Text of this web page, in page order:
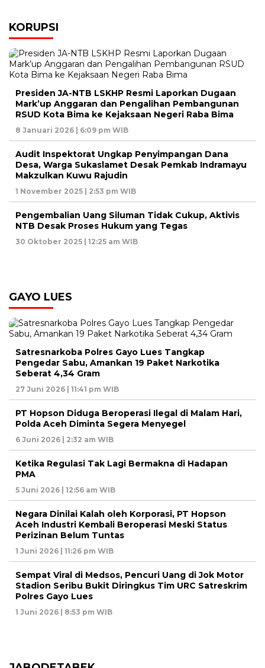
KORUPSI
Presiden JA-NTB LSKHP Resmi Laporkan Dugaan
Mark’up Anggaran dan Pengalihan Pembangunan
RSUD Kota Bima ke Kejaksaan Negeri Raba Bima
8 Januari 2026 | 6:09 pm WIB
Audit Inspektorat Ungkap Penyimpangan Dana
Desa, Warga Sukaslamet Desak Pemkab Indramayu
Makzulkan Kuwu Rajudin
1 November 2025 | 2:53 pm WIB
Pengembalian Uang Siluman Tidak Cukup, Aktivis
NTB Desak Proses Hukum yang Tegas
30 Oktober 2025 | 12:25 am WIB
GAYO LUES
Satresnarkoba Polres Gayo Lues Tangkap
Pengedar Sabu, Amankan 19 Paket Narkotika
Seberat 4,34 Gram
27 Juni 2026 | 11:41 pm WIB
PT Hopson Diduga Beroperasi Ilegal di Malam Hari,
Polda Aceh Diminta Segera Menyegel
6 Juni 2026 | 2:32 am WIB
Ketika Regulasi Tak Lagi Bermakna di Hadapan
PMA
5 Juni 2026 | 12:56 am WIB
Negara Dinilai Kalah oleh Korporasi, PT Hopson
Aceh Industri Kembali Beroperasi Meski Status
Perizinan Belum Tuntas
1 Juni 2026 | 11:26 pm WIB
Sempat Viral di Medsos, Pencuri Uang di Jok Motor
Stadion Seribu Bukit Diringkus Tim URC Satreskrim
Polres Gayo Lues
1 Juni 2026 | 8:53 pm WIB